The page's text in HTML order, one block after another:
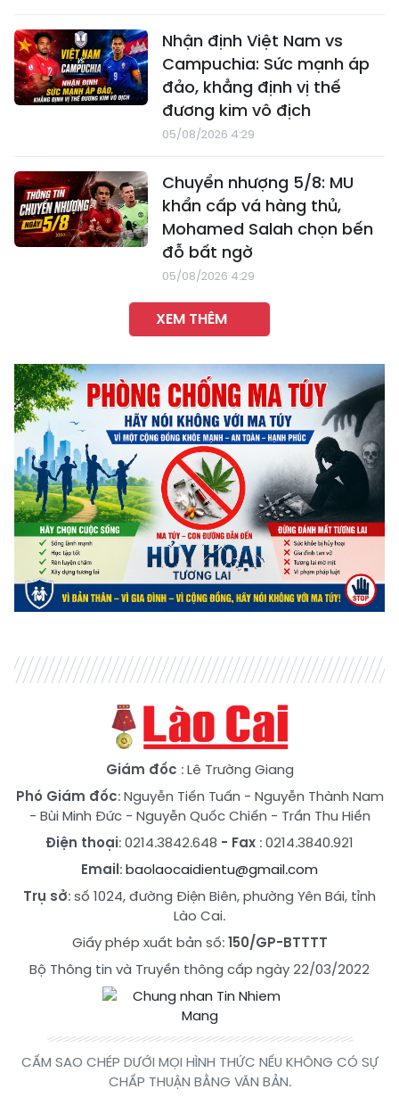
Nhận định Việt Nam vs
Campuchia: Sức mạnh áp
đảo, khẳng định vị thế
đương kim vô địch
05/08/2026 4:29
Chuyển nhượng 5/8: MU
khẩn cấp vá hàng thủ,
Mohamed Salah chọn bến
đỗ bất ngờ
05/08/2026 4:29
XEM THÊM
Giám đốc : Lê Trường Giang
Phó Giám đốc:Nguyễn Tiến Tuấn - Nguyễn Thành Nam
- Bùi Minh Đức- Nguyễn Quốc Chiến - Trần Thu Hiền
Điện thoại: 0214.3842.648 - Fax : 0214.3840.921
Email:baolaocaidientu@gmail.com
Trụ sở: số 1024, đường Điện Biên, phường Yên Bái, tỉnh
Lào Cai.
Giấy phép xuất bản số:150/GP-BTTTT
Bộ Thông tin và Truyền thông cấp ngày 22/03/2022
CẤM SAO CHÉP DƯỚI MỌI HÌNH THỨC NẾU KHÔNG CÓ SỰ
CHẤP THUẬN BẰNG VĂN BẢN.